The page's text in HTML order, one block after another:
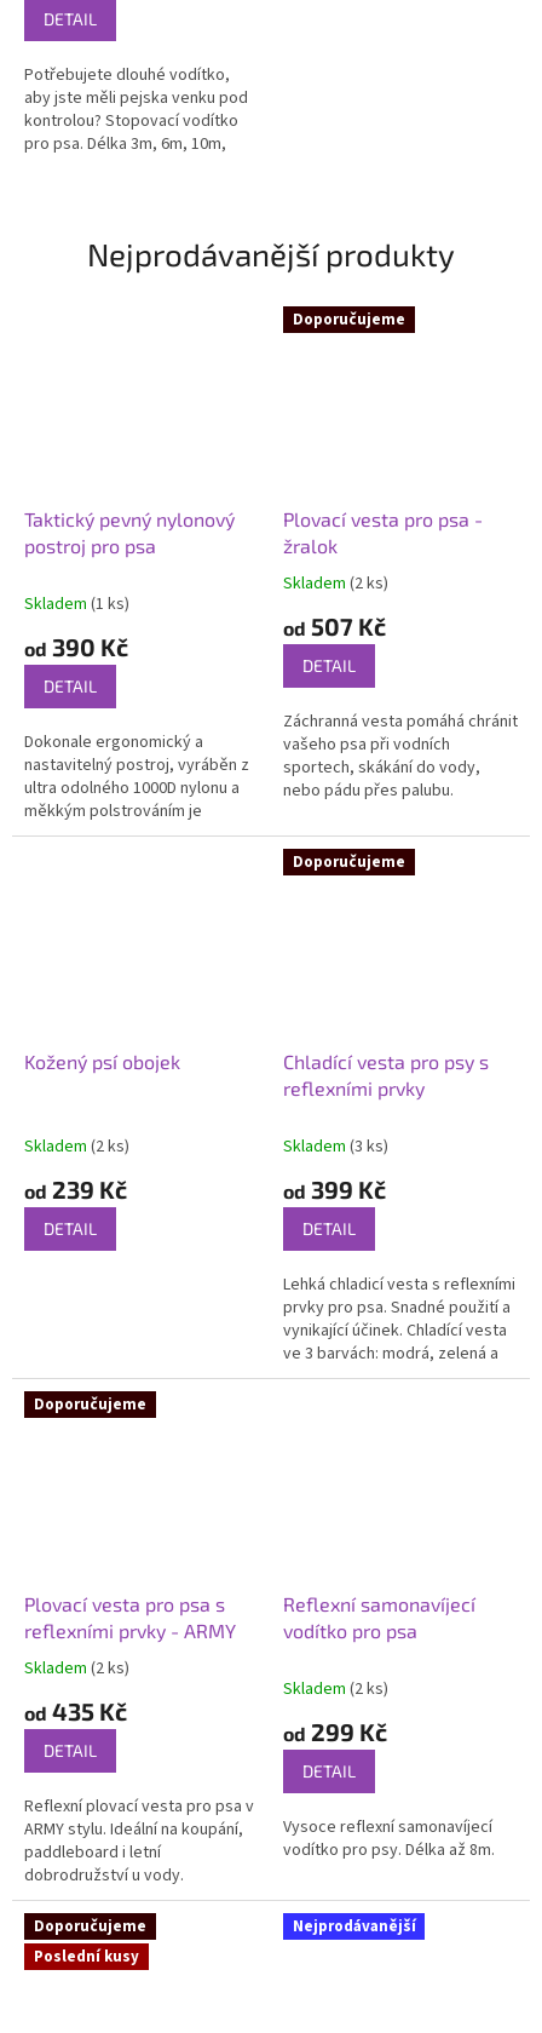
5,0
5
hvězdiček.
DETAIL
Potřebujete dlouhé vodítko,
aby jste měli pejska venku pod
kontrolou? Stopovací vodítko
pro psa. Délka 3m, 6m, 10m,
Nejprodávanější produkty
Taktický pevný nylonový
postroj pro psa
Skladem (1 ks)
od 390 Kč
DETAIL
Dokonale ergonomický a
nastavitelný postroj, vyráběn z
ultra odolného 1000D nylonu a
měkkým polstrováním je
nepostradatelnou pomůckou
Doporučujeme
Plovací vesta pro psa -
žralok
Průměrné
produktu
5,0
5
hvězdiček.
Skladem (2 ks)
od 507 Kč
DETAIL
Záchranná vesta pomáhá chránit
vašeho psa při vodních
sportech, skákání do vody,
nebo pádu přes palubu.
Kožený psí obojek
Skladem (2 ks)
od 239 Kč
DETAIL
Doporučujeme
Chladící vesta pro psy s
reflexními prvky
Skladem (3 ks)
od 399 Kč
DETAIL
Lehká chladicí vesta s reflexními
prvky pro psa. Snadné použití a
vynikající účinek. Chladící vesta
ve 3 barvách: modrá, zelená a
oranžová.
Doporučujeme
Plovací vesta pro psa s
reflexními prvky - ARMY
Průměrné
produktu
5,0
5
hvězdiček.
Skladem (2 ks)
od 435 Kč
DETAIL
Reflexní plovací vesta pro psa v
ARMY stylu. Ideální na koupání,
paddleboard i letní
dobrodružství u vody.
Reflexní samonavíjecí
vodítko pro psa
Skladem (2 ks)
od 299 Kč
DETAIL
Vysoce reflexní samonavíjecí
vodítko pro psy. Délka až 8m.
Doporučujeme
Poslední kusy
Nejprodávanější